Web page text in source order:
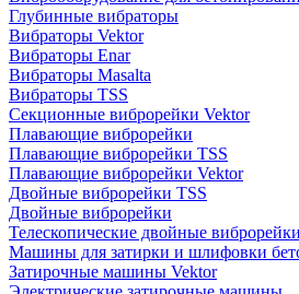
Глубинные вибраторы
Вибраторы Vektor
Вибраторы Enar
Вибраторы Masalta
Вибраторы TSS
Секционные виброрейки Vektor
Плавающие виброрейки
Плавающие виброрейки TSS
Плавающие виброрейки Vektor
Двойные виброрейки TSS
Двойные виброрейки
Телескопические двойные виброрейки
Машины для затирки и шлифовки
Затирочные машины Vektor